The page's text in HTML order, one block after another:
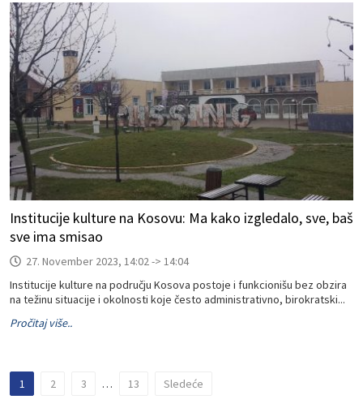
Institucije kulture na Kosovu: Ma kako izgledalo, sve, baš
sve ima smisao
27. November 2023, 14:02 -> 14:04
Institucije kulture na području Kosova postoje i funkcionišu bez obzira
na težinu situacije i okolnosti koje često administrativno, birokratski...
Pročitaj više..
1 2 3 … 13 Sledeće